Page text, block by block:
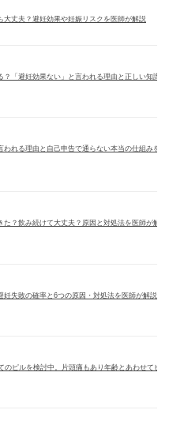
大丈夫？避妊効果や妊娠リスクを医師が解説
「避妊効果ない」と言われる理由と正しい知識
れる理由と自己申告で通らない本当の仕組みを
？飲み続けて大丈夫？原因と対処法を医師が解
妊失敗の確率と6つの原因・対処法を医師が解説
ピルを検討中。片頭痛もあり年齢とあわせてピ